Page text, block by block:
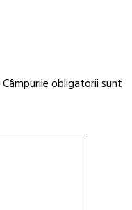
Câmpurile obligatorii sunt